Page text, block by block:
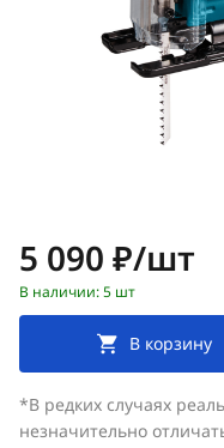
Цена:
5 090 ₽/шт
В наличии: 5 шт
В корзину
*В редких случаях
незначительно